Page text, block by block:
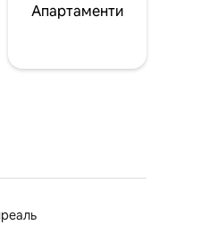
Апартаменти